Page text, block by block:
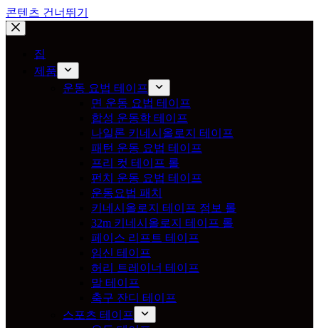
콘텐츠 건너뛰기
집
제품
운동 요법 테이프
면 운동 요법 테이프
합성 운동학 테이프
나일론 키네시올로지 테이프
패턴 운동 요법 테이프
프리 컷 테이프 롤
펀치 운동 요법 테이프
운동요법 패치
키네시올로지 테이프 점보 롤
32m 키네시올로지 테이프 롤
페이스 리프트 테이프
임신 테이프
허리 트레이너 테이프
말 테이프
축구 잔디 테이프
스포츠 테이프